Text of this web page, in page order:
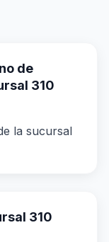
de
310
la sucursal
310